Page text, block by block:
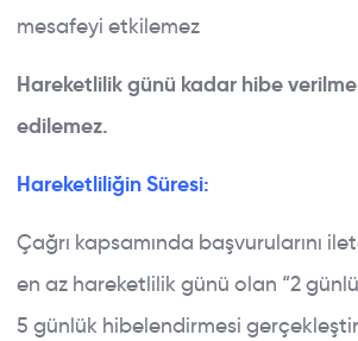
mesafeyi etkilemez
Hareketlilik günü kadar hibe
edilemez.
Hareketliliğin Süresi:
Çağrı kapsamında başvurularını
en az hareketlilik günü olan “2
5 günlük hibelendirmesi